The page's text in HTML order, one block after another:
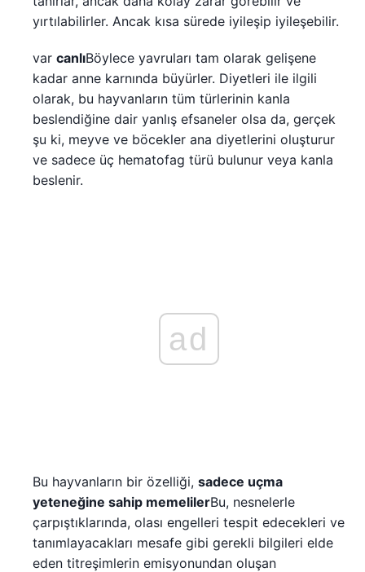
yırtılabilirler. Ancak kısa sürede iyileşip iyileşebilir.
var canlıBöylece yavruları tam olarak gelişene
kadar anne karnında büyürler. Diyetleri ile ilgili
olarak, bu hayvanların tüm türlerinin kanla
beslendiğine dair yanlış efsaneler olsa da, gerçek
şu ki, meyve ve böcekler ana diyetlerini oluşturur
ve sadece üç hematofag türü bulunur veya kanla
beslenir.
ad
Bu hayvanların bir özelliği, sadece uçma
yeteneğine sahip memelilerBu, nesnelerle
çarpıştıklarında, olası engelleri tespit edecekleri ve
tanımlayacakları mesafe gibi gerekli bilgileri elde
eden titreşimlerin emisyonundan oluşan